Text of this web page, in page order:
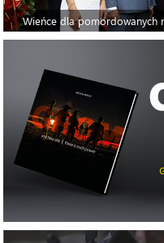
Wieńce dla pomordowanych